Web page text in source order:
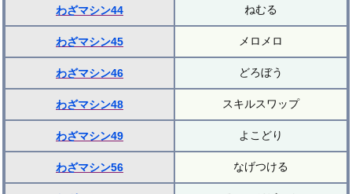
わざマシン44 ねむる
わざマシン45 メロメロ
わざマシン46 どろぼう
わざマシン48 スキルスワップ
わざマシン49 よこどり
わざマシン56 なげつける